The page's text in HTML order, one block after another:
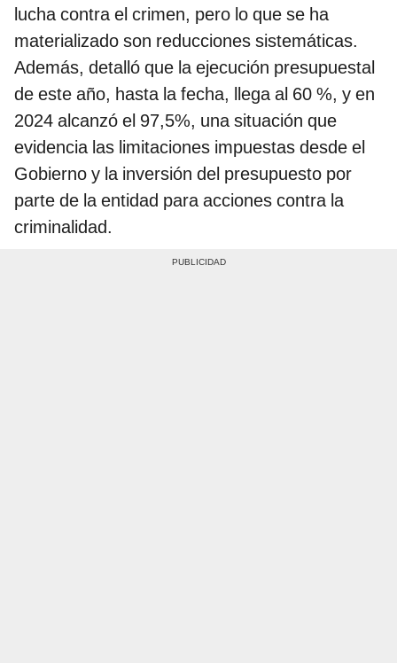
lucha contra el crimen, pero lo que se ha
materializado son reducciones sistemáticas.
Además, detalló que la ejecución presupuestal
de este año, hasta la fecha, llega al 60 %, y en
2024 alcanzó el 97,5%, una situación que
evidencia las limitaciones impuestas desde el
Gobierno y la inversión del presupuesto por
parte de la entidad para acciones contra la
criminalidad.